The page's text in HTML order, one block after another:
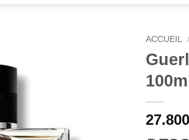
ACCUEIL /